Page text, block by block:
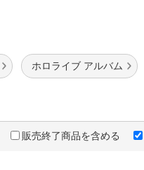
がす
ホロライブ アルバム
販売終了商品を含める